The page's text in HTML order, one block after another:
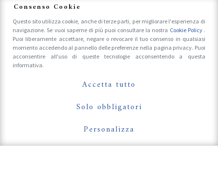
Accrediti Stampa e Fotografi
Follow Us On
Consenso Cookie
Questo sito utilizza cookie, anche di terze parti, per migliorare l'esperienza di
navigazione. Se vuoi saperne di più puoi consultare la nostra Cookie Policy .
Puoi liberamente accettare, negare o revocare il tuo consenso in qualsiasi
momento accedendo al pannello delle preferenze nella pagina privacy. Puoi
acconsentire all'uso di queste tecnologie acconsentendo a questa
informativa.
Accetta tutto
Solo obbligatori
Personalizza